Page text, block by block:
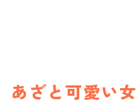
あざと可愛い